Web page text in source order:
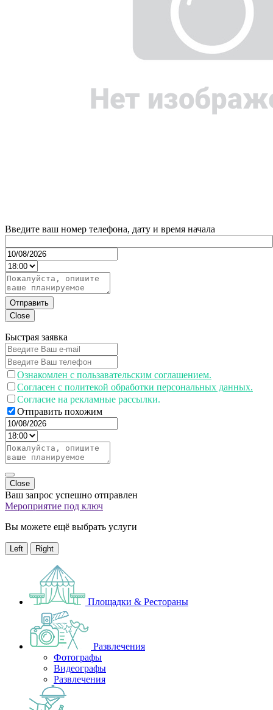
Введите ваш номер телефона, дату и время начала
Отправить
Close
Быстрая заявка
Ознакомлен с пользавательским соглашением.
Согласен с политекой обработки персональных данных.
Согласие на рекламные рассылки.
Отправить похожим
Close
Ваш запрос успешно отправлен
Мероприятие под ключ
Вы можете ещё выбрать услуги
Left Right
Площадки & Рестораны
Развлечения
Фотографы
Видеографы
Развлечения